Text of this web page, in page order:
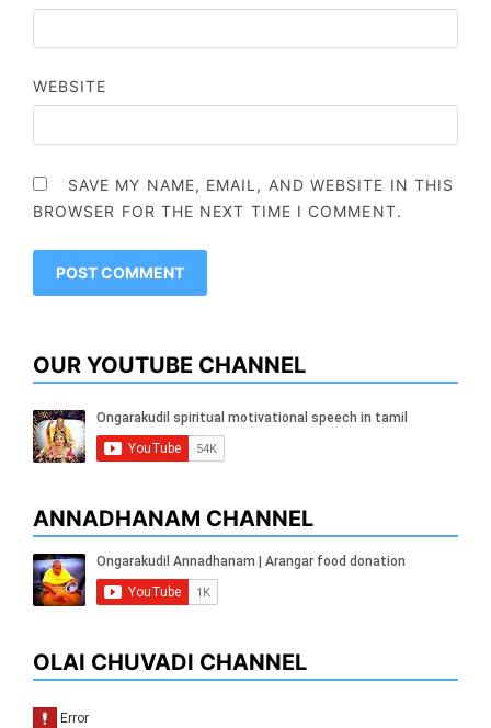
WEBSITE
SAVE MY NAME, EMAIL, AND WEBSITE IN THIS
BROWSER FOR THE NEXT TIME I COMMENT.
OUR YOUTUBE CHANNEL
ANNADHANAM CHANNEL
OLAI CHUVADI CHANNEL